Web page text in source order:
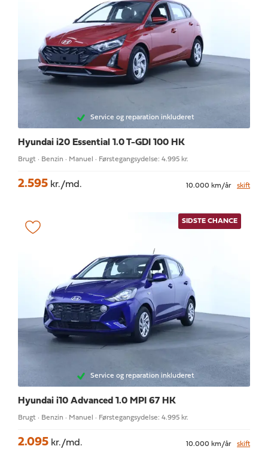
Service og reparation inkluderet
Hyundai i20 Essential 1.0 T-GDI 100 HK
Brugt · Benzin · Manuel · Førstegangsydelse: 4.995 kr.
2.595 kr./md. 10.000 km/år skift
SIDSTE CHANCE
Service og reparation inkluderet
Hyundai i10 Advanced 1.0 MPI 67 HK
Brugt · Benzin · Manuel · Førstegangsydelse: 4.995 kr.
2.095 kr./md. 10.000 km/år skift